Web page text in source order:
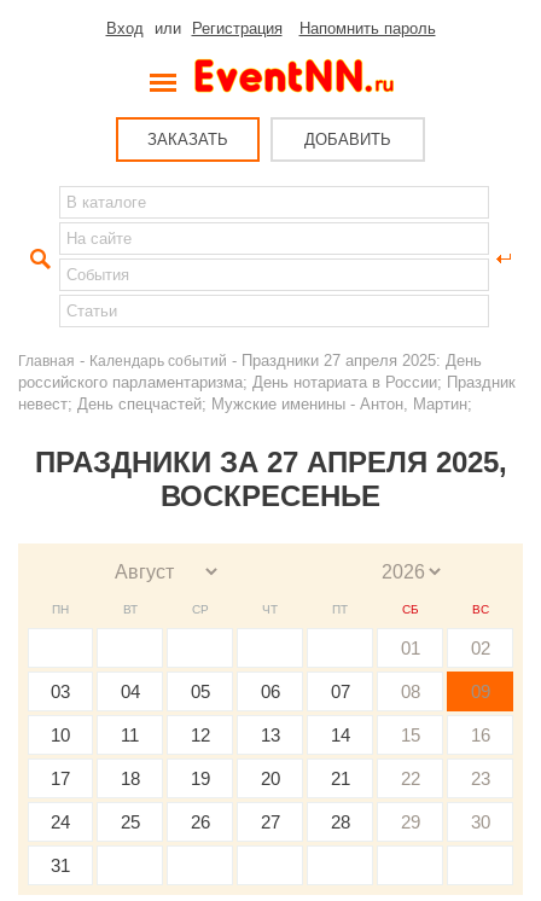
Вход или Регистрация Напомнить пароль
ЗАКАЗАТЬ ДОБАВИТЬ
Главная - Календарь событий - Праздники 27 апреля 2025: День
российского парламентаризма; День нотариата в России; Праздник
невест; День спецчастей; Мужские именины - Антон, Мартин;
ПРАЗДНИКИ ЗА 27 АПРЕЛЯ 2025,
ВОСКРЕСЕНЬЕ
ПН ВТ СР ЧТ ПТ СБ ВС
01 02
03 04 05 06 07 08 09
10 11 12 13 14 15 16
17 18 19 20 21 22 23
24 25 26 27 28 29 30
31